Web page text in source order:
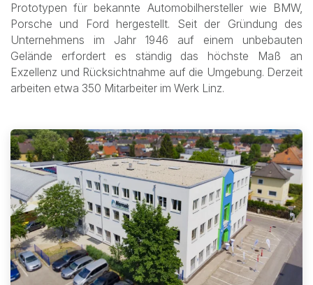
Prototypen für bekannte Automobilhersteller wie BMW,
Porsche und Ford hergestellt. Seit der Gründung des
Unternehmens im Jahr 1946 auf einem unbebauten
Gelände erfordert es ständig das höchste Maß an
Exzellenz und Rücksichtnahme auf die Umgebung. Derzeit
arbeiten etwa 350 Mitarbeiter im Werk Linz.